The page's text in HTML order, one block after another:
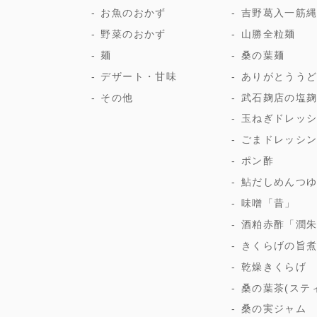
お魚のおかず
野菜のおかず
麺
デザート・甘味
その他
吉野葛入一筋
山勝全粒麺
桑の葉麺
ありがとうう
武石麹店の塩麹
玉ねぎドレッ
ごまドレッシ
ポン酢
鮎だしめんつゆ
味噌「昔」
酒粕赤酢「潤朱
きくらげの旨煮
乾燥きくらげ
桑の葉茶(ステ
桑の実ジャム